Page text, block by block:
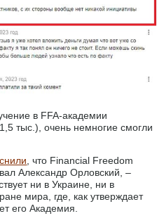
в FFA-академии
тыс.), очень немногие смогли
, что Financial Freedom
Александр Орловский, –
ни в Украине, ни в
мира, где, как утверждает
его Академия.